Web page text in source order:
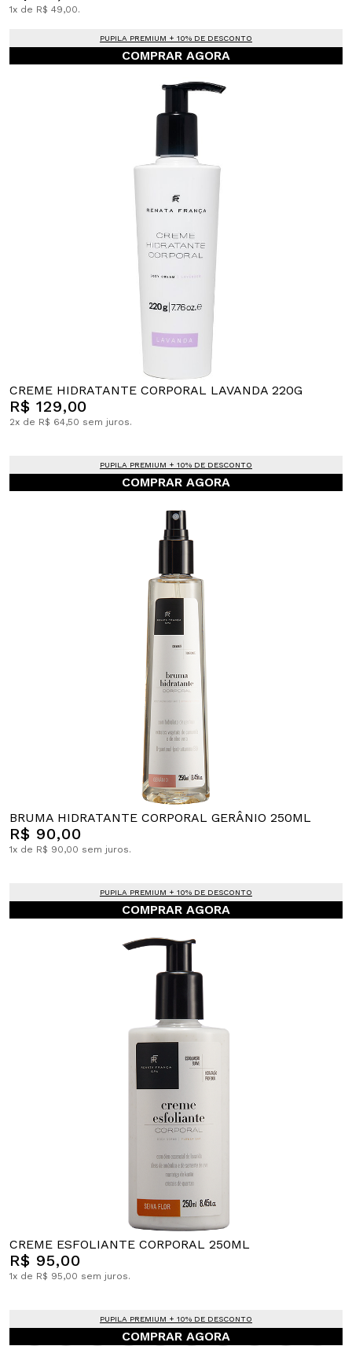
1x de R$ 49,00.
PUPILA PREMIUM + 10% DE DESCONTO
COMPRAR AGORA
CREME HIDRATANTE CORPORAL LAVANDA 220G
R$ 129,00
2x de R$ 64,50 sem juros.
PUPILA PREMIUM + 10% DE DESCONTO
COMPRAR AGORA
BRUMA HIDRATANTE CORPORAL GERÂNIO 250ML
R$ 90,00
1x de R$ 90,00 sem juros.
PUPILA PREMIUM + 10% DE DESCONTO
COMPRAR AGORA
CREME ESFOLIANTE CORPORAL 250ML
R$ 95,00
1x de R$ 95,00 sem juros.
PUPILA PREMIUM + 10% DE DESCONTO
COMPRAR AGORA